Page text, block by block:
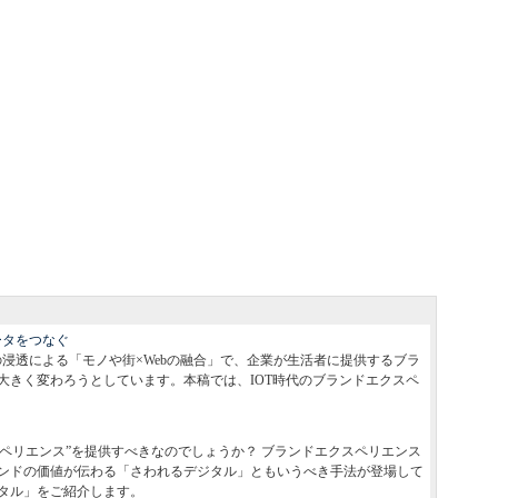
をつなぐ
透による「モノや街×Webの融合」で、企業が生活者に提供するブラ
きく変わろうとしています。本稿では、IOT時代のブランドエクスペ
リエンス”を提供すべきなのでしょうか？ ブランドエクスペリエンス
ドの価値が伝わる「さわれるデジタル」ともいうべき手法が登場して
ル」をご紹介します。